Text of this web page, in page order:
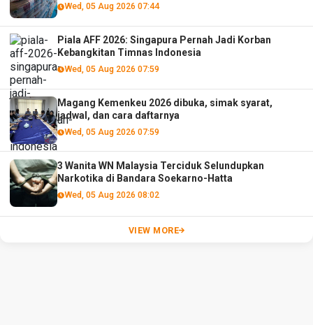
Wed, 05 Aug 2026 07:44
Piala AFF 2026: Singapura Pernah Jadi Korban
Kebangkitan Timnas Indonesia
Wed, 05 Aug 2026 07:59
Magang Kemenkeu 2026 dibuka, simak syarat,
jadwal, dan cara daftarnya
Wed, 05 Aug 2026 07:59
3 Wanita WN Malaysia Terciduk Selundupkan
Narkotika di Bandara Soekarno-Hatta
Wed, 05 Aug 2026 08:02
VIEW MORE